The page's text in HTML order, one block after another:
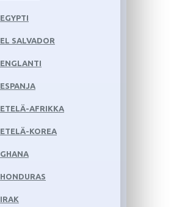
EGYPTI
EL SALVADOR
ENGLANTI
ESPANJA
ETELÄ-AFRIKKA
ETELÄ-KOREA
GHANA
HONDURAS
IRAK